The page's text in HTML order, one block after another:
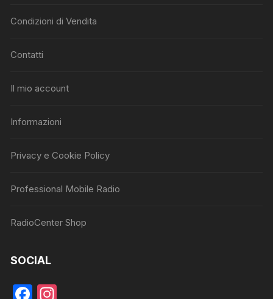
Condizioni di Vendita
Contatti
Il mio account
Informazioni
Privacy e Cookie Policy
Professional Mobile Radio
RadioCenter Shop
SOCIAL
F